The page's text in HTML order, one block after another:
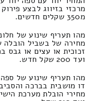
מ350 שקלים חדשים.
מהו תעריף שינוע של
מחירה של בשביל הובלה
ועד 200 שקל חדש.
מהו תעריף שינוע של
דו מושבית בברכה